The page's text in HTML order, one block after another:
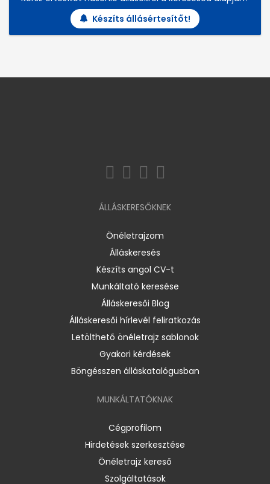
Készíts állásértesítőt!
ÁLLÁSKERESŐKNEK
Önéletrajzom
Álláskeresés
Készíts angol CV-t
Munkáltató keresése
Álláskeresői Blog
Álláskeresői hírlevél feliratkozás
Letölthető önéletrajz sablonok
Gyakori kérdések
Böngésszen álláskatalógusban
MUNKÁLTATÓKNAK
Cégprofilom
Hirdetések szerkesztése
Önéletrajz kereső
Szolgáltatások